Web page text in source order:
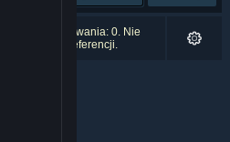
wyszukiwania: 0. Nie
twoich preferencji.